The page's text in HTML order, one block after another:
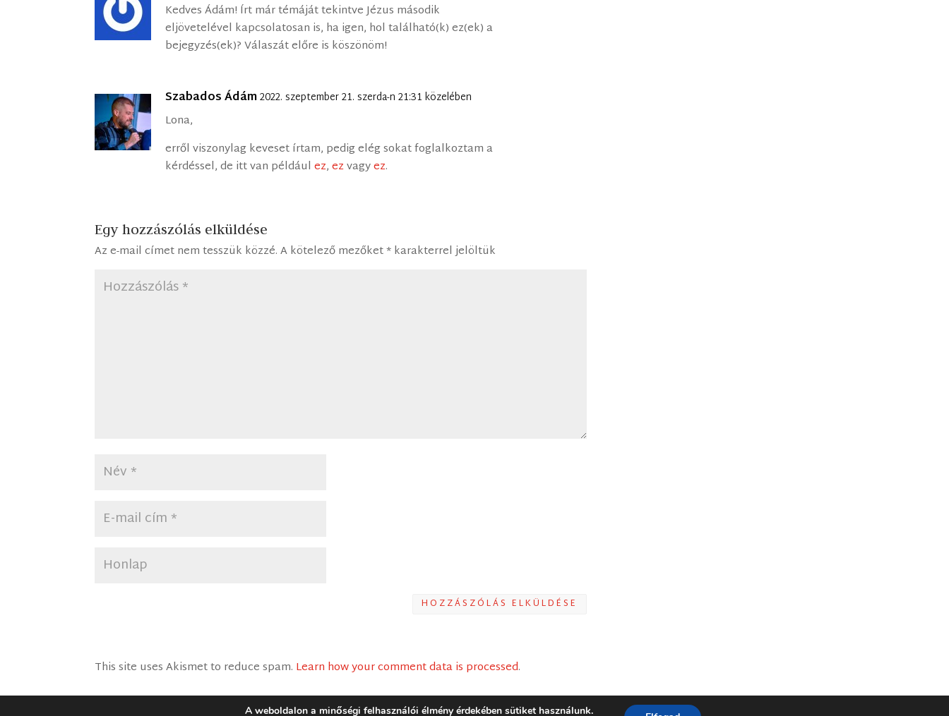
Kedves Ádám! Írt már témáját tekintve Jézus második
eljövetelével kapcsolatosan is, ha igen, hol található(k) ez(ek) a
bejegyzés(ek)? Válaszát előre is köszönöm!
Szabados Ádám2022. szeptember 21. szerda-n 21:31 közelében
Lona,
erről viszonylag keveset írtam, pedig elég sokat foglalkoztam a
kérdéssel, de itt van példáulez,ezvagyez.
Egy hozzászólás elküldése
Az e-mail címet nem tesszük közzé. A kötelező mezőket*karakterrel jelöltük
HOZZÁSZÓLÁS ELKÜLDÉSE
This site uses Akismet to reduce spam. Learn how your comment data is processed.
A weboldalon a minőségi felhasználói élmény érdekében sütiket használunk.